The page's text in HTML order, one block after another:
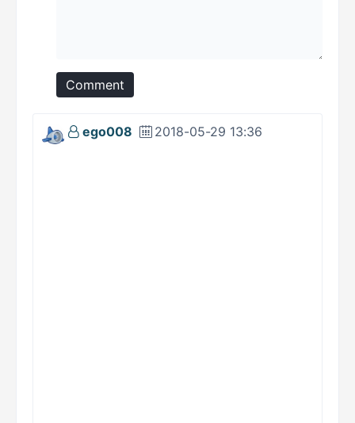
Comment
ego008 2018-05-29 13:36